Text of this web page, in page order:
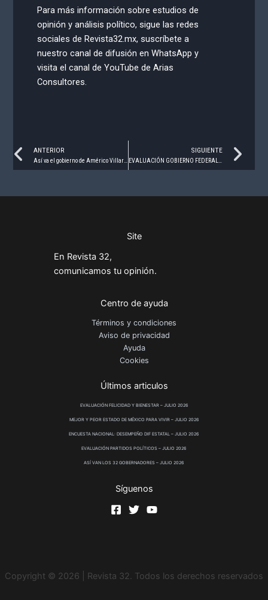
Para más información sobre estudios de
opinión y análisis político, sigue las redes
sociales de Revista32.mx, suscríbete a
nuestro canal de difusión en WhatsApp y
visita el canal de YouTube de Arias
Consultores.
Prev
ANTERIOR SIGUIENTE
Site
En Revista 32,
comunicamos tu opinión.
Centro de ayuda
Términos y condiciones
Aviso de privacidad
Ayuda
Cookies
Últimos articulos
EVALUACIÓN FELICIDAD Y BIENESTAR – JULIO 2026
MEJOR Y PEOR ESTADO DE MÉXICO PARA VIVIR – JULIO 2026
ENCUESTA NACIONAL: DESEMPEÑO DIF ESTATAL – JULIO 2026
EVALUACIÓN PARTIDOS POLÍTICOS – JULIO 2026
ASÍ VAN LOS 32 GOBERNADORES – JULIO 2026
Síguenos
Copyright © 2026 | Revista 32. Todos los derechos reservados